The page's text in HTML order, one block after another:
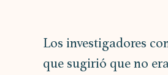
Los investigadores
que sugirió que no